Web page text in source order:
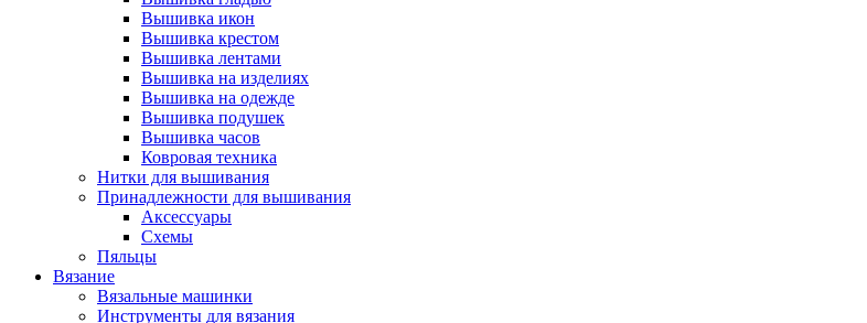
Вышивка икон
Вышивка крестом
Вышивка лентами
Вышивка на изделиях
Вышивка на одежде
Вышивка подушек
Вышивка часов
Ковровая техника
Нитки для вышивания
Принадлежности для вышивания
Аксессуары
Схемы
Пяльцы
Вязание
Вязальные машинки
Инструменты для вязания